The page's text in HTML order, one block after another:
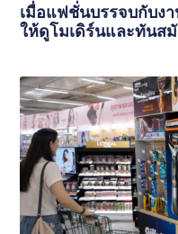
เมื่อแฟชั่นบรรจบกับง
ให้ดูโมเดิร์นและทันส